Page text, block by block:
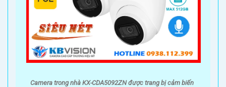
Camera trong nhà KX-CDA5092ZN được trang bị cảm biến